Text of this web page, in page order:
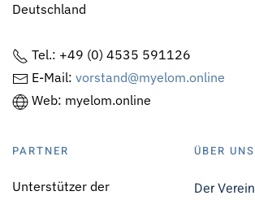
Deutschland
Tel.: +49 (0) 4535 591126
E-Mail: vorstand@myelom.online
Web: myelom.online
PARTNER
Unterstützer der
ÜBER UNS
Der Verein